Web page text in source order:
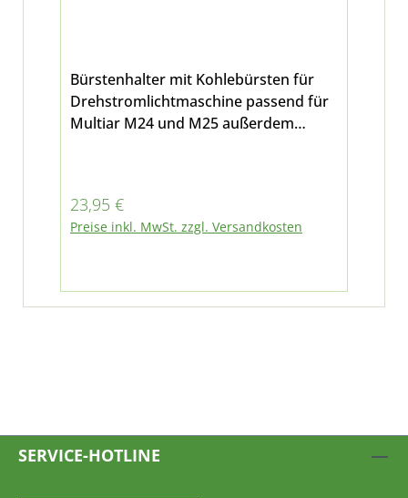
Bürstenhalter mit Kohlebürsten für
Drehstromlichtmaschine passend für
Multiar M24 und M25 außerdem
Regulärer Preis:
23,95 €
Preise inkl. MwSt. zzgl. Versandkosten
SERVICE-HOTLINE